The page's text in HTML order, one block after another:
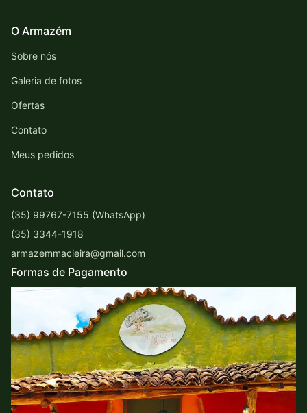
O Armazém
Sobre nós
Galeria de fotos
Ofertas
Contato
Meus pedidos
Contato
(35) 99767-7155 (WhatsApp)
(35) 3344-1918
armazemmacieira@gmail.com
Formas de Pagamento